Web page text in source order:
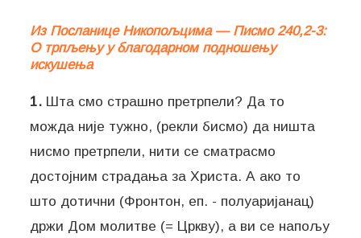
Из Посланице Никопољцима — Писмо 240,2-3:
О трпљењу у благодарном подношењу
искушења
1. Шта смо страшно претрпели? Да то
можда није тужно, (рекли бисмо) да ништа
нисмо претрпели, нити се сматрасмо
достојним страдања за Христа. А ако то
што дотични (Фронтон, еп. - полуаријанац)
држи Дом молитве (= Цркву), а ви се напољу